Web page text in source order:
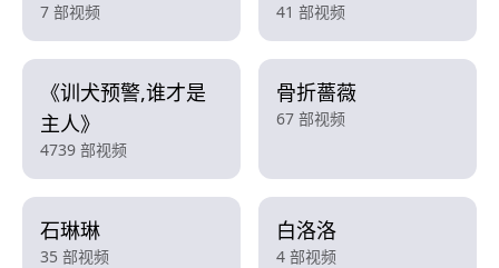
7 部视频 41 部视频
《训犬预警,谁才是
主人》
4739 部视频
骨折薔薇
67 部视频
石琳琳
35 部视频
白洛洛
4 部视频